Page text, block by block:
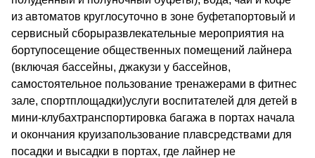
из автоматов круглосуточно в зоне буфетапортовый и
сервисный сборыразвлекательные мероприятия на
бортупосещение общественных помещений лайнера
(включая бассейны, джакузи у бассейнов,
самостоятельное пользование тренажерами в фитнес
зале, спортплощадки)услуги воспитателей для детей в
мини-клубахтранспортировка багажа в портах начала
и окончания круизапользование плавсредствами для
посадки и высадки в портах, где лайнер не